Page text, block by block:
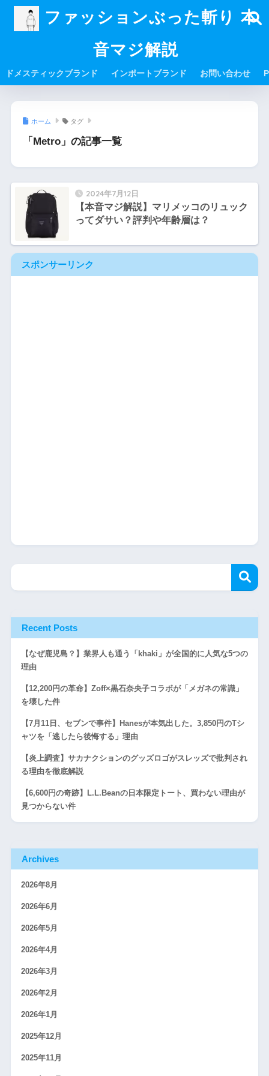
ファッションぶった斬り 本
音マジ解説
ドメスティックブランド インポートブランド お問い合わせ
ホーム タグ
「Metro」の記事一覧
2024年7月12日
【本音マジ解説】マリメッコのリュック
ってダサい？評判や年齢層は？
スポンサーリンク
Recent Posts
【なぜ鹿児島？】業界人も通う「khaki」が全国的に人気な5つの
理由
【12,200円の革命】Zoff×黒石奈央子コラボが「メガネの常識」
を壊した件
【7月11日、セブンで事件】Hanesが本気出した。3,850円のTシ
ャツを「逃したら後悔する」理由
【炎上調査】サカナクションのグッズロゴがスレッズで批判され
る理由を徹底解説
【6,600円の奇跡】L.L.Beanの日本限定トート、買わない理由が
見つからない件
Archives
2026年8月
2026年6月
2026年5月
2026年4月
2026年3月
2026年2月
2026年1月
2025年12月
2025年11月